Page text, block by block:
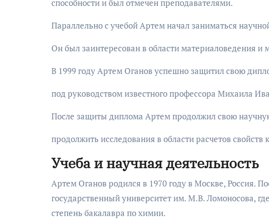
способности и был отмечен преподавателями.
Параллельно с учебой Артем начал заниматься
Он был заинтересован в области материаловедения и
В 1999 году Артем Оганов успешно защитил свою
под руководством известного профессора Михаила
После защиты диплома Артем продолжил свою
продолжить исследования в области расчетов свойств
Учеба и научная деятельность
Артем Оганов родился в 1970 году в Москве, Россия.
государственный университет им. М.В. Ломоносова,
степень бакалавра по химии.